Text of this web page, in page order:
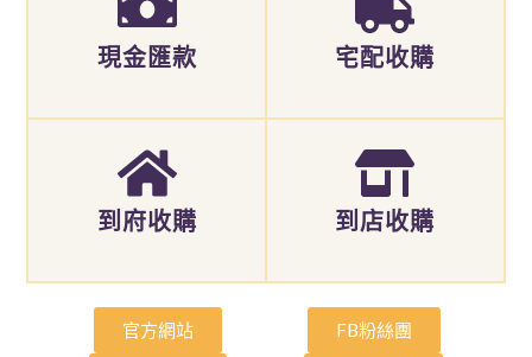
現金匯款 宅配收購
到府收購 到店收購
官方網站 FB粉絲團